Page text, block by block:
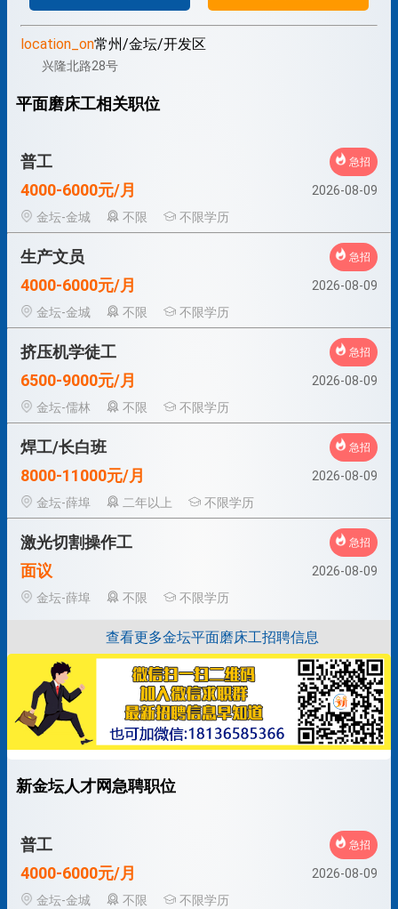
location_on常州/金坛/开发区
兴隆北路28号
平面磨床工相关职位
普工 急招
4000-6000元/月
2026-08-09
金坛-金城
不限 不限学历
生产文员 急招
4000-6000元/月
2026-08-09
金坛-金城
不限 不限学历
挤压机学徒工 急招
6500-9000元/月
2026-08-09
金坛-儒林
不限 不限学历
焊工/长白班 急招
8000-11000元/月
2026-08-09
金坛-薛埠
二年以上 不限学历
激光切割操作工 急招
面议
2026-08-09
金坛-薛埠
不限 不限学历
查看更多金坛平面磨床工招聘信息
新金坛人才网急聘职位
普工 急招
4000-6000元/月
2026-08-09
金坛-金城
不限 不限学历